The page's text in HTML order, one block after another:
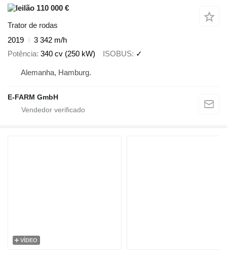
110 000 €
Trator de rodas
2019
3 342 m/h
Potência 340 cv (250 kW) ISOBUS ✓
Alemanha, Hamburg.
E-FARM GmbH
VÍDEO